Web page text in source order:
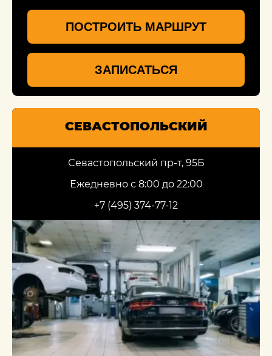
ПОСТРОИТЬ МАРШРУТ
ЗАПИСАТЬСЯ
СЕВАСТОПОЛЬСКИЙ
Севастопольский пр-т, 95Б
Ежедневно с 8:00 до 22:00
+7 (495) 374-77-12